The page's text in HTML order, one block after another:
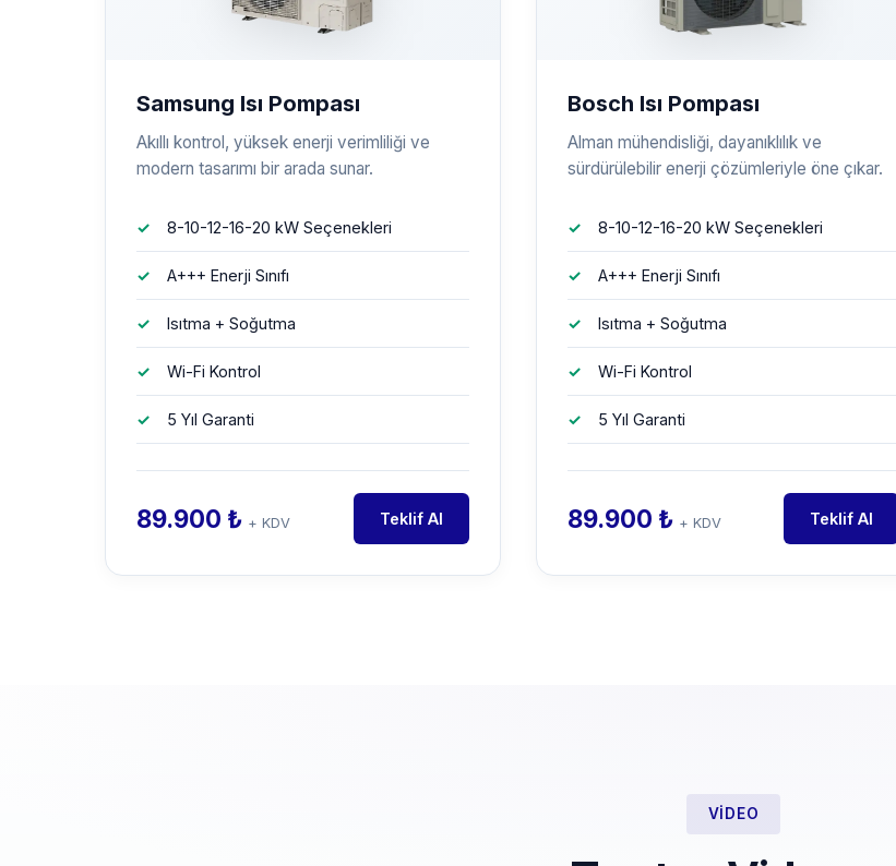
Samsung Isı Pompası
Akıllı kontrol, yüksek enerji verimliliği ve
modern tasarımı bir arada sunar.
8-10-12-16-20 kW Seçenekleri
A+++ Enerji Sınıfı
Isıtma + Soğutma
Wi-Fi Kontrol
5 Yıl Garanti
89.900 ₺ + KDV Teklif Al
Bosch Isı Pompası
Alman mühendisliği, dayanıklılık ve
sürdürülebilir enerji çözümleriyle öne çıkar.
8-10-12-16-20 kW Seçenekleri
A+++ Enerji Sınıfı
Isıtma + Soğutma
Wi-Fi Kontrol
5 Yıl Garanti
89.900 ₺ + KDV Teklif Al
VIDEO